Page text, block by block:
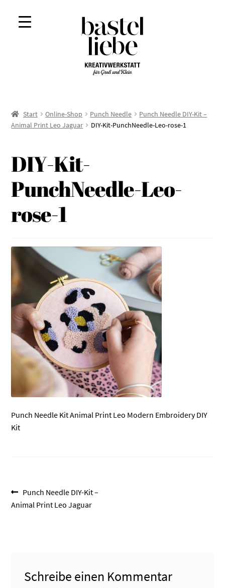
Zur
Navigation
springen
Zum
Inhalt
springen
Start Online-Shop Punch Needle
Punch Needle DIY-Kit –
Animal Print Leo Jaguar
DIY-Kit-PunchNeedle-Leo-rose-1
DIY-Kit-
PunchNeedle-Leo-
rose-1
Punch Needle Kit Animal Print Leo Modern Embroidery DIY
Kit
Beitragsnavigation
Vorheriger
Beitrag:
Punch Needle DIY-Kit –
Animal Print Leo Jaguar
Schreibe einen Kommentar